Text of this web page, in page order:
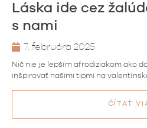
Láska ide cez
s nami
7. februára 2025
Nič nie je lepším afrodiziakom ako
inšpirovať našimi tipmi na
ČÍTAŤ